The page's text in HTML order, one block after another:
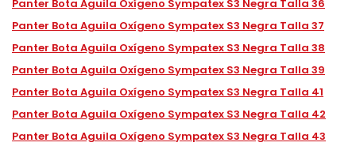
Panter Bota Aguila Oxígeno Sympatex S3 Negra Talla 36
Panter Bota Aguila Oxígeno Sympatex S3 Negra Talla 37
Panter Bota Aguila Oxígeno Sympatex S3 Negra Talla 38
Panter Bota Aguila Oxígeno Sympatex S3 Negra Talla 39
Panter Bota Aguila Oxígeno Sympatex S3 Negra Talla 41
Panter Bota Aguila Oxígeno Sympatex S3 Negra Talla 42
Panter Bota Aguila Oxígeno Sympatex S3 Negra Talla 43